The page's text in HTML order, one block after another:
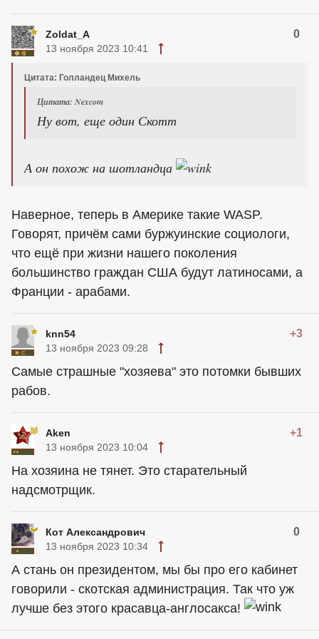
Zoldat_A 0
13 ноября 2023 10:41
Цитата: Голландец Михель
Цитата: Nexcom
Ну вот, еще один Скотт
А он похож на шотландца
Наверное, теперь в Америке такие WASP.
Говорят, причём сами буржуинские социологи,
что ещё при жизни нашего поколения
большинство граждан США будут латиносами, а
Франции - арабами.
knn54 +3
13 ноября 2023 09:28
Самые страшные "хозяева" это потомки бывших
рабов.
Aken +1
13 ноября 2023 10:04
На хозяина не тянет. Это старательный
надсмотрщик.
Кот Александрович 0
13 ноября 2023 10:34
А стань он президентом, мы бы про его кабинет
говорили - скотская администрация. Так что уж
лучше без этого красавца-англосакса!